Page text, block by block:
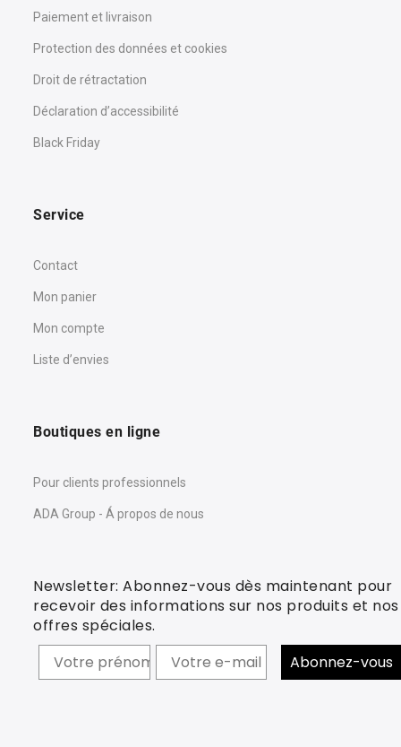
Paiement et livraison
Protection des données et cookies
Droit de rétractation
Déclaration d’accessibilité
Black Friday
Service
Contact
Mon panier
Mon compte
Liste d’envies
Boutiques en ligne
Pour clients professionnels
ADA Group - Á propos de nous
Newsletter: Abonnez-vous dès maintenant pour
recevoir des informations sur nos produits et nos
offres spéciales.
Prénom
Abonnez-vous